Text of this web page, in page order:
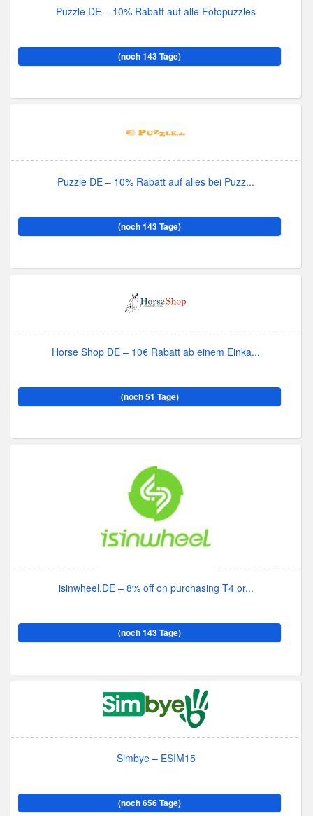
Puzzle DE – 10% Rabatt auf alle Fotopuzzles
(noch 143 Tage)
Puzzle DE – 10% Rabatt auf alles bei Puzz...
(noch 143 Tage)
Horse Shop DE – 10€ Rabatt ab einem Einka...
(noch 51 Tage)
isinwheel.DE – 8% off on purchasing T4 or...
(noch 143 Tage)
Simbye – ESIM15
(noch 656 Tage)